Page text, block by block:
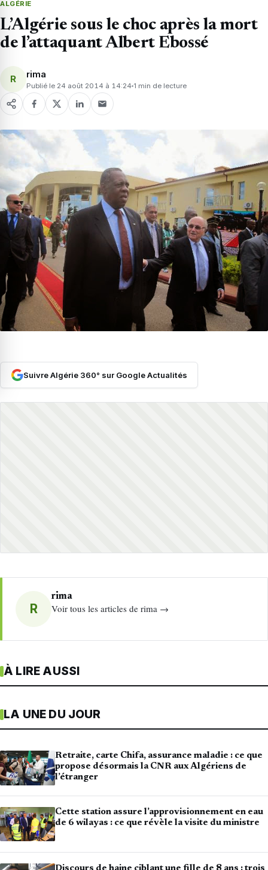
ALGÉRIE
L’Algérie sous le choc après la mort
de l’attaquant Albert Ebossé
R rima
Publié le 24 août 2014 à 14:24 1 min de lecture
Suivre Algérie 360° sur Google Actualités
R
rima
Voir tous les articles de rima →
À LIRE AUSSI
LA UNE DU JOUR
Retraite, carte Chifa, assurance maladie : ce que
propose désormais la CNR aux Algériens de
l’étranger
Cette station assure l’approvisionnement en eau
de 6 wilayas : ce que révèle la visite du ministre